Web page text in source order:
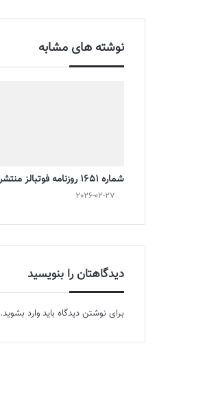
نوشته های مشابه
شماره 1651 روزنامه فوتبالز منتشر شد
2026-02-27
دیدگاهتان را بنویسید
برای نوشتن دیدگاه باید وارد بشوید.